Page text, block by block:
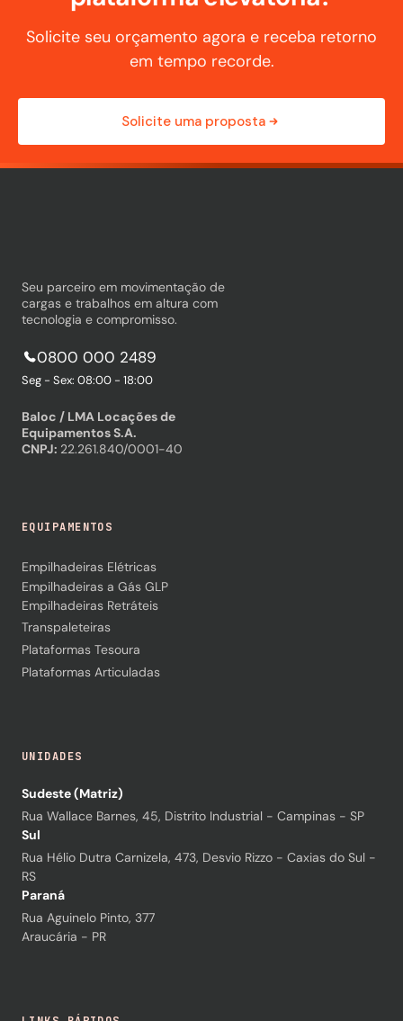
Solicite seu orçamento agora e receba retorno
em tempo recorde.
Solicite uma proposta
Seu parceiro em movimentação de
cargas e trabalhos em altura com
tecnologia e compromisso.
0800 000 2489
Seg - Sex: 08:00 - 18:00
Baloc / LMA Locações de
Equipamentos S.A.
CNPJ: 22.261.840/0001-40
EQUIPAMENTOS
Empilhadeiras Elétricas
Empilhadeiras a Gás GLP
Empilhadeiras Retráteis
Transpaleteiras
Plataformas Tesoura
Plataformas Articuladas
UNIDADES
Sudeste (Matriz)
Rua Wallace Barnes, 45, Distrito Industrial - Campinas - SP
Sul
Rua Hélio Dutra Carnizela, 473, Desvio Rizzo - Caxias do Sul -
RS
Paraná
Rua Aguinelo Pinto, 377
Araucária - PR